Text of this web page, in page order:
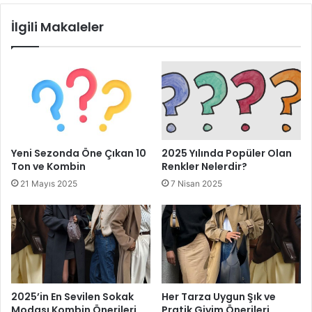
giyeceğinizi seçerken elbisenizin renk düzenini ve içinde
bulunduğu durumu göz önünde bulundurmanız önemlidir.
Mor Elbise Altına Hangi Renk Ayakkabı Giyilir
İlgili Makaleler
Yeni Sezonda Öne Çıkan 10
Ton ve Kombin
21 Mayıs 2025
2025 Yılında Popüler Olan
Renkler Nelerdir?
7 Nisan 2025
2025’in En Sevilen Sokak
Her Tarza Uygun Şık ve